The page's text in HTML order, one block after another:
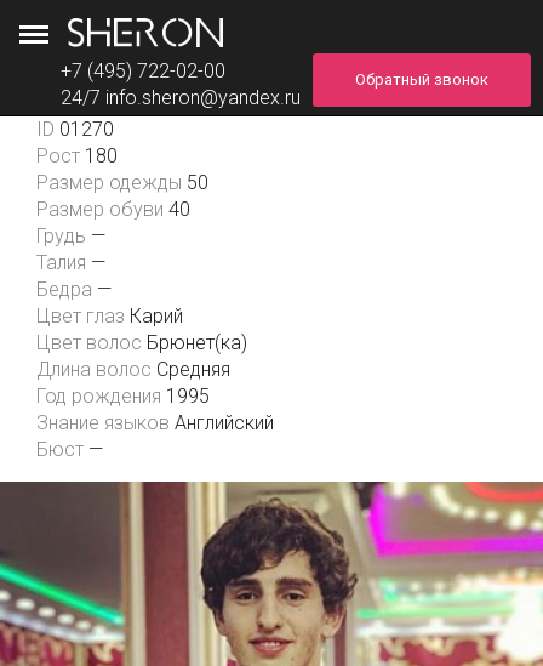
Обратный звонок
+7 (495) 722-02-00
24/7 info.sheron@yandex.ru
Артем
ID 01270
Рост 180
Размер одежды 50
Размер обуви 40
Грудь —
Талия —
Бедра —
Цвет глаз Карий
Цвет волос Брюнет(ка)
Длина волос Средняя
Год рождения 1995
Знание языков Английский
Бюст —